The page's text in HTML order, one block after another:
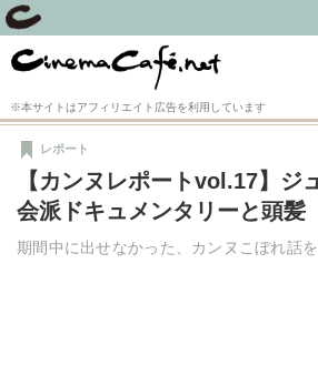
※本サイトはアフィリエイト広告を利用しています
【カンヌレポートvol.17】ジ
会派ドキュメンタリーと頭髪
期間中に出せなかった、カンヌこぼれ話を
レポート